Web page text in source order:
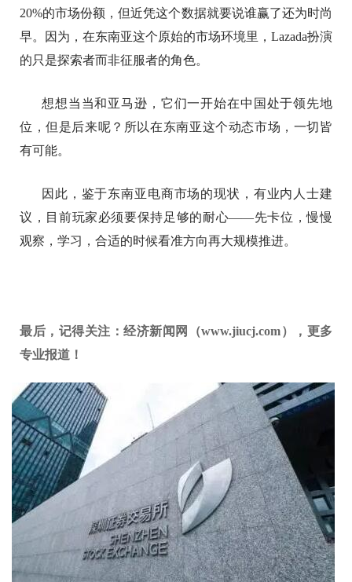
20%的市场份额，但近凭这个数据就要说谁赢了还为时尚
早。因为，在东南亚这个原始的市场环境里，Lazada扮演
的只是探索者而非征服者的角色。
想想当当和亚马逊，它们一开始在中国处于领先地
位，但是后来呢？所以在东南亚这个动态市场，一切皆
有可能。
因此，鉴于东南亚电商市场的现状，有业内人士建
议，目前玩家必须要保持足够的耐心——先卡位，慢慢
观察，学习，合适的时候看准方向再大规模推进。
最后，记得关注：经济新闻网（www.jiucj.com），更多
专业报道！